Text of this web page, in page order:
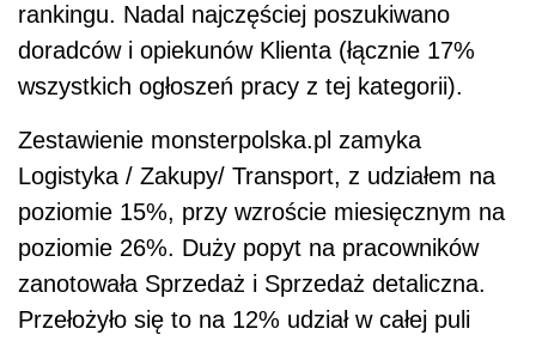
rankingu. Nadal najczęściej poszukiwano
doradców i opiekunów Klienta (łącznie 17%
wszystkich ogłoszeń pracy z tej kategorii).
Zestawienie monsterpolska.pl zamyka
Logistyka / Zakupy/ Transport, z udziałem na
poziomie 15%, przy wzroście miesięcznym na
poziomie 26%. Duży popyt na pracowników
zanotowała Sprzedaż i Sprzedaż detaliczna.
Przełożyło się to na 12% udział w całej puli